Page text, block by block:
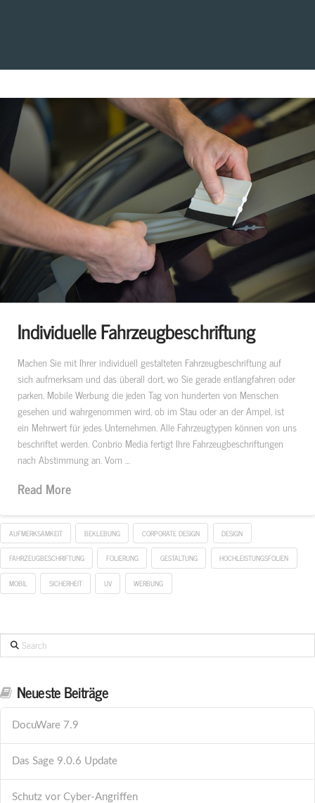
Individuelle Fahrzeugbeschriftung
Machen Sie mit Ihrer individuell gestalteten Fahrzeugbeschriftung auf
sich aufmerksam und das überall dort, wo Sie gerade entlangfahren oder
parken. Mobile Werbung die jeden Tag von hunderten von Menschen
gesehen und wahrgenommen wird, ob im Stau oder an der Ampel, ist
ein Mehrwert für jedes Unternehmen. Alle Fahrzeugtypen können von uns
beschriftet werden. Conbrio Media fertigt Ihre Fahrzeugbeschriftungen
nach Abstimmung an. Vom …
Read More
AUFMERKSAMKEIT BEKLEBUNG CORPORATE DESIGN DESIGN
FAHRZEUGBESCHRIFTUNG FOLIERUNG GESTALTUNG HOCHLEISTUNGSFOLIEN
MOBIL SICHERHEIT UV WERBUNG
Search
Neueste Beiträge
DocuWare 7.9
Das Sage 9.0.6 Update
Schutz vor Cyber-Angriffen